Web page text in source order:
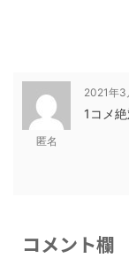
匿名
2021年3
1コメ
コメント欄